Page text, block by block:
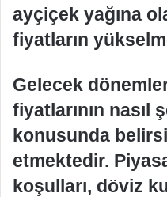
ayçiçek yağına
fiyatların
Gelecek
fiyatlarının nasıl
konusunda
etmektedir.
koşulları, döviz